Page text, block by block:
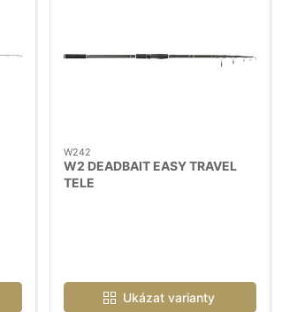
W242
W2 DEADBAIT EASY TRAVEL
TELE
Ukázat varianty